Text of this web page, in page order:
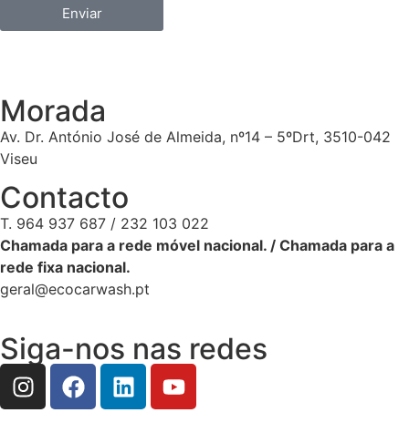
Enviar
Morada
Av. Dr. António José de Almeida, nº14 – 5ºDrt, 3510-042
Viseu
Contacto
T. 964 937 687 / 232 103 022
Chamada para a rede móvel nacional. / Chamada para a
rede fixa nacional.
geral@ecocarwash.pt
Siga-nos nas redes